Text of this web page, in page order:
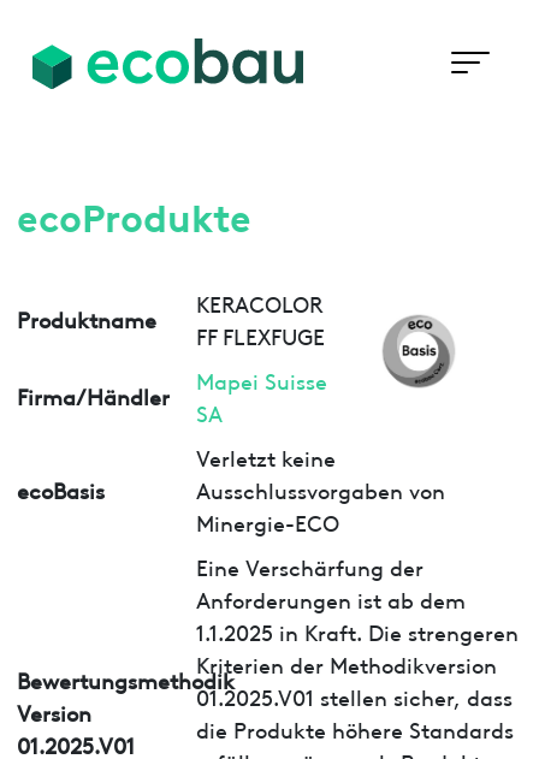
ecoProdukte
Produktname
KERACOLOR
FF FLEXFUGE
Firma/Händler
Mapei Suisse
SA
ecoBasis
Verletzt keine
Ausschlussvorgaben von
Minergie-ECO
Bewertungsmethodik
Version
01.2025.V01
Eine Verschärfung der
Anforderungen ist ab dem
1.1.2025 in Kraft. Die strengeren
Kriterien der Methodikversion
01.2025.V01 stellen sicher, dass
die Produkte höhere Standards